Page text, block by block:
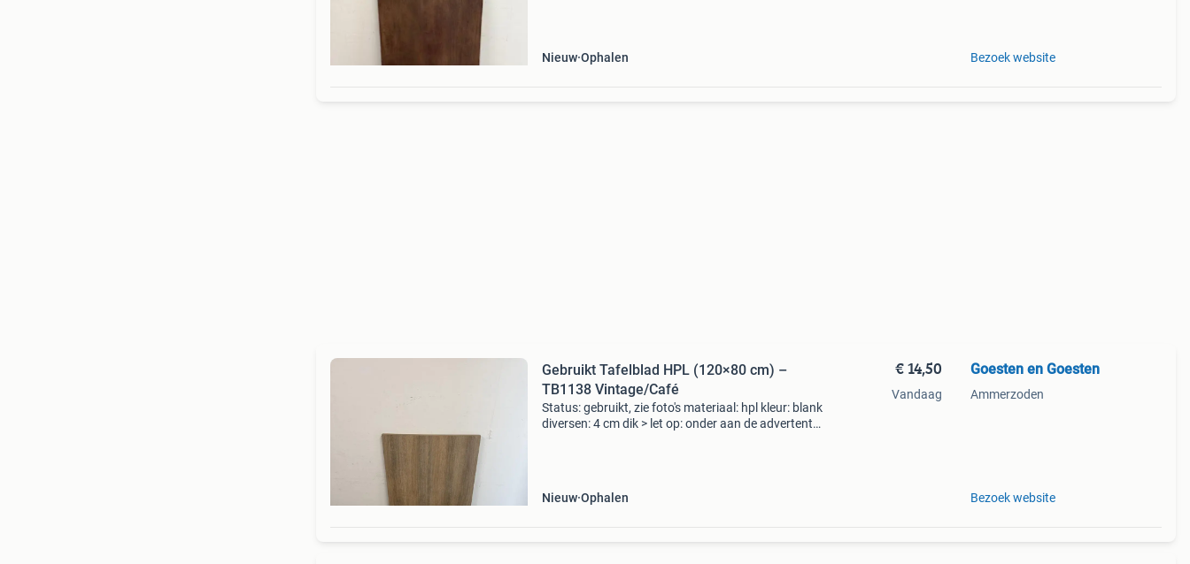
Nieuw Ophalen Bezoek website
Gebruikt Tafelblad HPL (120×80 cm) –
TB1138 Vintage/Café
Status: gebruikt, zie foto's materiaal: hpl kleur: blank
diversen: 4 cm dik > let op: onder aan de advertentie
Nieuw Ophalen
€ 14,50
Vandaag
Goesten en Goesten
Ammerzoden
Bezoek website